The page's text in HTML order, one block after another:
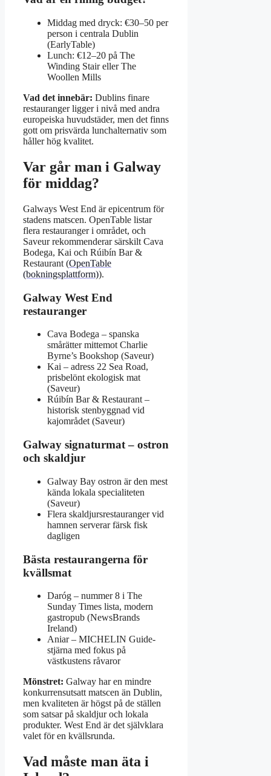
Middag med dryck: €30–50 per
person i centrala Dublin
(EarlyTable)
Lunch: €12–20 på The
Winding Stair eller The
Woollen Mills
Vad det innebär: Dublins finare
restauranger ligger i nivå med andra
europeiska huvudstäder, men det finns
gott om prisvärda lunchalternativ som
håller hög kvalitet.
Var går man i Galway
för middag?
Galways West End är epicentrum för
stadens matscen. OpenTable listar
flera restauranger i området, och
Saveur rekommenderar särskilt Cava
Bodega, Kai och Rúibín Bar &
Restaurant (OpenTable
(bokningsplattform)).
Galway West End
restauranger
Cava Bodega – spanska
smårätter mittemot Charlie
Byrne’s Bookshop (Saveur)
Kai – adress 22 Sea Road,
prisbelönt ekologisk mat
(Saveur)
Rúibín Bar & Restaurant –
historisk stenbyggnad vid
kajområdet (Saveur)
Galway signaturmat – ostron
och skaldjur
Galway Bay ostron är den mest
kända lokala specialiteten
(Saveur)
Flera skaldjursrestauranger vid
hamnen serverar färsk fisk
dagligen
Bästa restaurangerna för
kvällsmat
Daróg – nummer 8 i The
Sunday Times lista, modern
gastropub (NewsBrands
Ireland)
Aniar – MICHELIN Guide-
stjärna med fokus på
västkustens råvaror
Mönstret: Galway har en mindre
konkurrensutsatt matscen än Dublin,
men kvaliteten är högst på de ställen
som satsar på skaldjur och lokala
produkter. West End är det självklara
valet för en kvällsrunda.
Vad måste man äta i